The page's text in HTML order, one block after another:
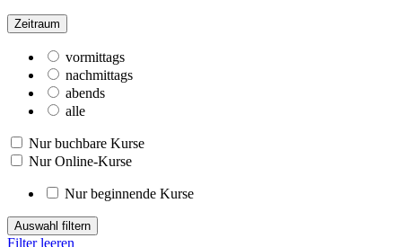
Zeitraum
vormittags
nachmittags
abends
alle
Nur buchbare Kurse
Nur Online-Kurse
Nur beginnende Kurse
Auswahl filtern
Filter leeren